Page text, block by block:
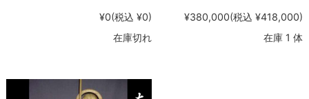
¥0(税込 ¥0)
在庫切れ
¥380,000(税込 ¥418,000)
在庫 1 体